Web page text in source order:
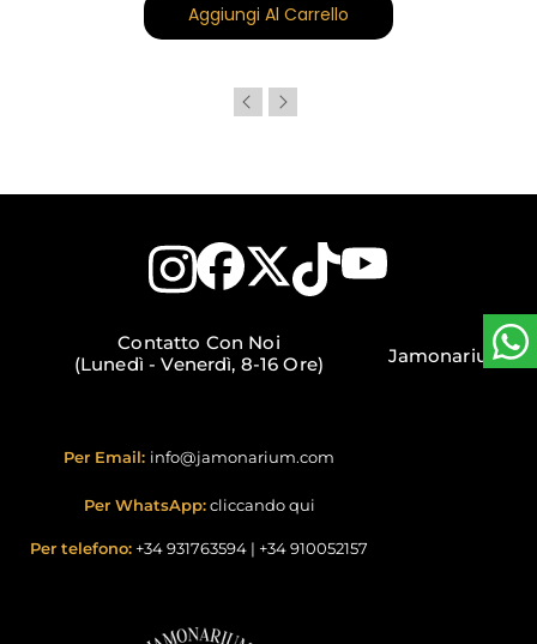
Aggiungi Al Carrello
Contatto Con Noi
(Lunedì - Venerdì, 8-16 Ore)
Per Email: info@jamonarium.com
Per WhatsApp: cliccando qui
Per telefono: +34 931763594 | +34 910052157
Jamonarium